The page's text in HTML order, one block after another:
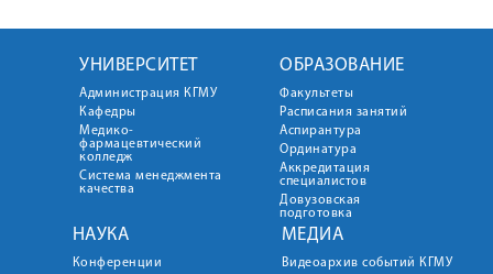
УНИВЕРСИТЕТ
Администрация КГМУ
Кафедры
Медико-
фармацевтический
колледж
Система менеджмента
качества
ОБРАЗОВАНИЕ
Факультеты
Расписания занятий
Аспирантура
Ординатура
Аккредитация
специалистов
Довузовская
подготовка
НАУКА
Конференции
МЕДИА
Видеоархив событий КГМУ